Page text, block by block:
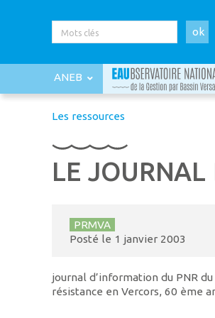
ok
ANEB
Les ressources
LE JOURNAL
PRMVA
Posté le 1 janvier 2003
journal d’information du PNR
résistance en Vercors, 60 ème